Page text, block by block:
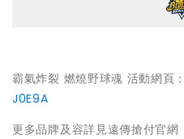
霸氣炸裂 燃燒野球魂 活動網頁
J0E9A
更多品牌及容詳見遠傳搶付官網